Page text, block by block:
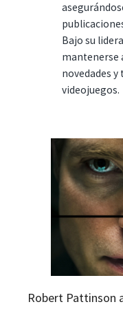
Bajo su
mantenerse
novedades y
videojuegos.
Robert Pattinson